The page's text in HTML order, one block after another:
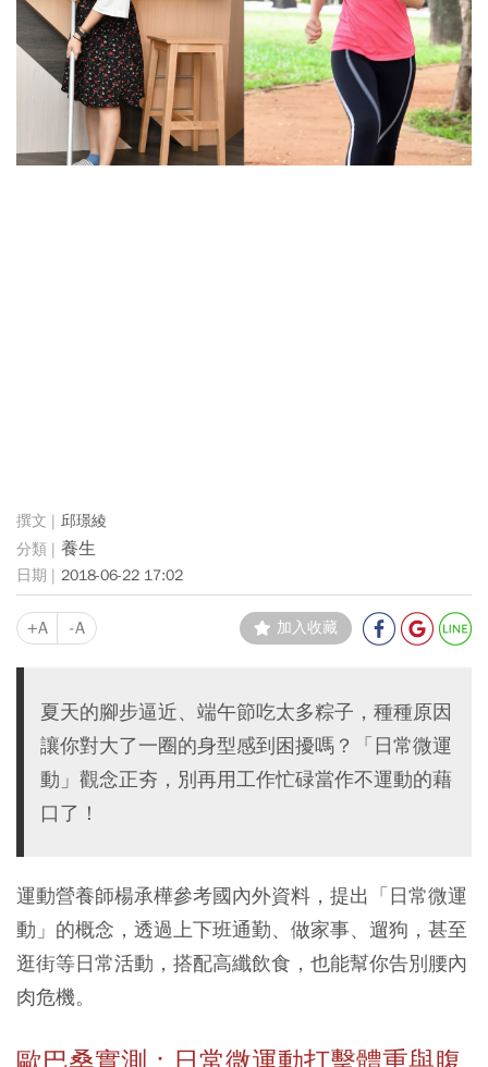
邱璟綾
養生
2018-06-22 17:02
+A -A 加入收藏
夏天的腳步逼近、端午節吃太多粽子，種種原因
讓你對大了一圈的身型感到困擾嗎？「日常微運
動」觀念正夯，別再用工作忙碌當作不運動的藉
口了！
運動營養師楊承樺參考國內外資料，提出「日常微運
動」的概念，透過上下班通勤、做家事、遛狗，甚至
逛街等日常活動，搭配高纖飲食，也能幫你告別腰內
肉危機。